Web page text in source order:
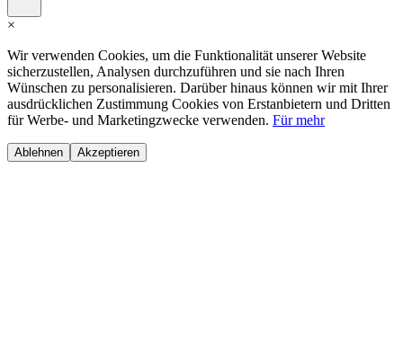
×
Wir verwenden Cookies, um die Funktionalität unserer Website
sicherzustellen, Analysen durchzuführen und sie nach Ihren
Wünschen zu personalisieren. Darüber hinaus können wir mit Ihrer
ausdrücklichen Zustimmung Cookies von Erstanbietern und Dritten
für Werbe- und Marketingzwecke verwenden. Für mehr
Ablehnen Akzeptieren